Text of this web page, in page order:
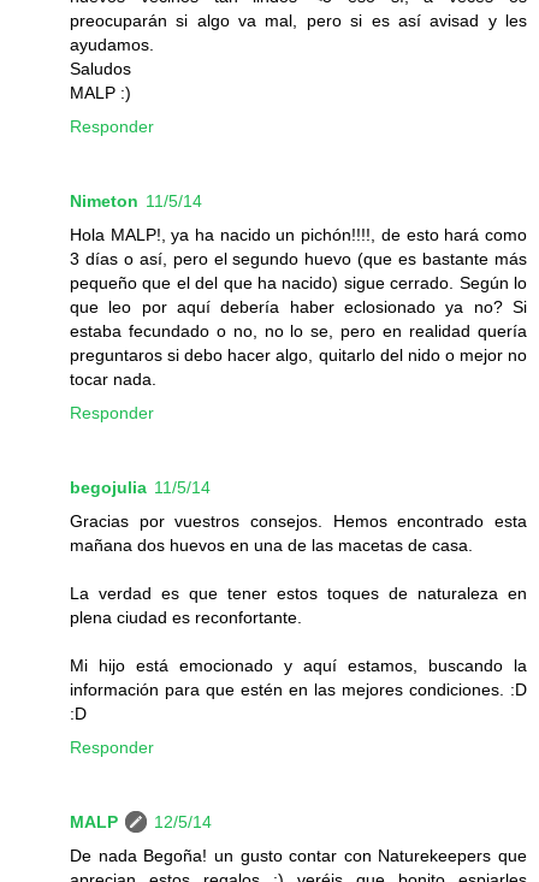
preocuparán si algo va mal, pero si es así avisad y les
ayudamos.
Saludos
MALP :)
Responder
Nimeton 11/5/14
Hola MALP!, ya ha nacido un pichón!!!!, de esto hará como
3 días o así, pero el segundo huevo (que es bastante más
pequeño que el del que ha nacido) sigue cerrado. Según lo
que leo por aquí debería haber eclosionado ya no? Si
estaba fecundado o no, no lo se, pero en realidad quería
preguntaros si debo hacer algo, quitarlo del nido o mejor no
tocar nada.
Responder
begojulia 11/5/14
Gracias por vuestros consejos. Hemos encontrado esta
mañana dos huevos en una de las macetas de casa.
La verdad es que tener estos toques de naturaleza en
plena ciudad es reconfortante.
Mi hijo está emocionado y aquí estamos, buscando la
información para que estén en las mejores condiciones. :D
:D
Responder
MALP
12/5/14
De nada Begoña! un gusto contar con Naturekeepers que